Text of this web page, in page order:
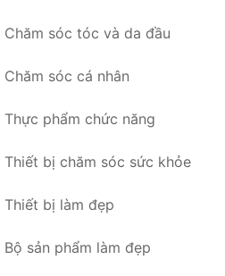
Chăm sóc tóc và da đầu
Chăm sóc cá nhân
Thực phẩm chức năng
Thiết bị chăm sóc sức khỏe
Thiết bị làm đẹp
Bộ sản phẩm làm đẹp